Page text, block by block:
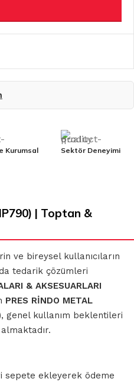
Kurumsal Sektör Deneyimi
| Toptan &
ve bireysel kullanıcıların
tedarik çözümleri
& AKSESUARLARI
PRES RİNDO METAL
genel kullanım beklentileri
sepete ekleyerek ödeme